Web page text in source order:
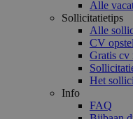
Alle
Sollicitatietips
Alle
CV
Gratis cv
Het
Info
FAQ